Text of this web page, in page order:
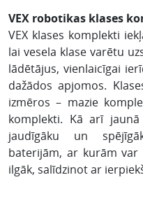
VEX robotikas klases
VEX klases komplekti
lai vesela klase varētu
lādētājus, vienlaicīgai
dažādos apjomos.
izmēros – mazie
komplekti. Kā arī
jaudīgāku un
baterijām, ar kurām
ilgāk, salīdzinot ar